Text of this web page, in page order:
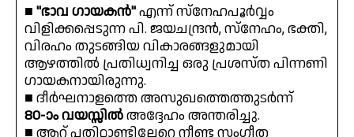
■ "ഭാവ ഗായകൻ"എന്ന് സ്നേഹപൂർവ്വം
വിളിക്കപ്പെടുന്ന പി. ജയചന്ദ്രൻ, സ്നേഹം, ഭക്തി,
വിരഹം തുടങ്ങിയ വികാരങ്ങളുമായി
ആഴത്തിൽ പ്രതിധ്വനിച്ച ഒരു പ്രശസ്ത പിന്നണി
ഗായകനായിരുന്നു.
■ ദീർഘനാളത്തെ അസുഖത്തെത്തുടർന്ന്
80-ാം വയസ്സിൽഅദ്ദേഹം അന്തരിച്ചു.
■ ആറ് പതിറ്റാണ്ടിലേറെ നീണ്ട സംഗീത